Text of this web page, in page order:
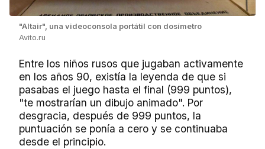
"Altair", una videoconsola portátil con dosímetro
Avito.ru
Entre los niños rusos que jugaban activamente
en los años 90, existía la leyenda de que si
pasabas el juego hasta el final (999 puntos),
"te mostrarían un dibujo animado". Por
desgracia, después de 999 puntos, la
puntuación se ponía a cero y se continuaba
desde el principio.